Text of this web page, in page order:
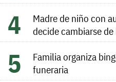
Madre de niño con
decide cambiarse
Familia organiza
funeraria